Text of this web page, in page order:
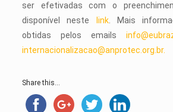
ser efetivadas com o
disponível neste
link. Mais
obtidas pelos emails
internacionalizacao@anprotec.org.br.
Share this...